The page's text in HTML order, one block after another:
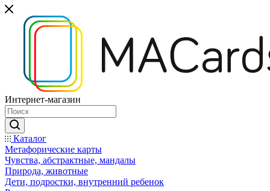
Интернет-магазин
Каталог
Mетафорические карты
Чувства, абстрактные, мандалы
Природа, животные
Дети, подростки, внутренний ребенок